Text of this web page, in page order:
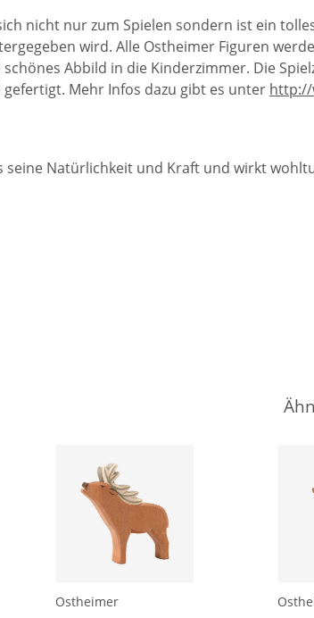
nicht nur zum Spielen sondern ist ein
wird. Alle Ostheimer Figuren
Abbild in die Kinderzimmer. Die
Mehr Infos dazu gibt es unter http://
seine Natürlichkeit und Kraft und wirkt
Ostheimer